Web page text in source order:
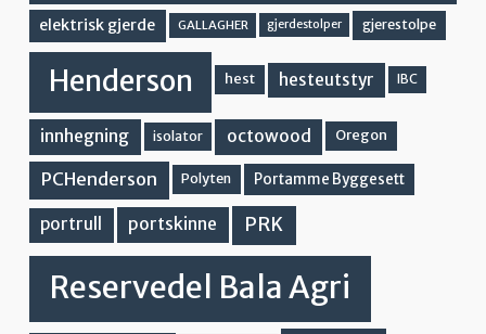
elektrisk gjerde GALLAGHER gjerdestolper gjerestolpe
Henderson hest hesteutstyr IBC
innhegning isolator octowood Oregon
PCHenderson Polyten Portamme Byggesett
portrull portskinne PRK
Reservedel Bala Agri